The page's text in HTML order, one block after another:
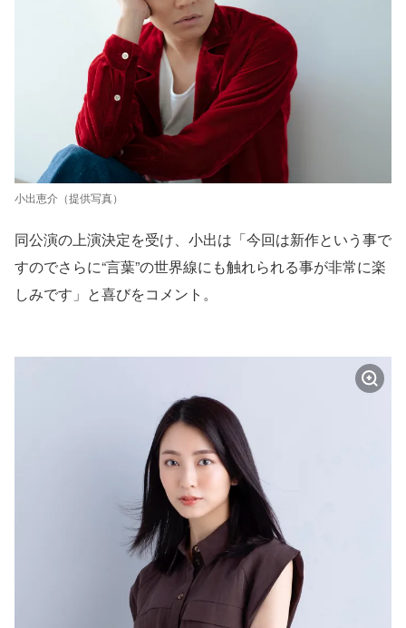
小出恵介（提供写真）
同公演の上演決定を受け、小出は「今回は新作という事で
すのでさらに“⾔葉”の世界線にも触れられる事が⾮常に楽
しみです」と喜びをコメント。